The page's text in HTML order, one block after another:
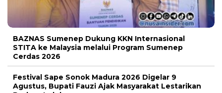
BAZNAS Sumenep Dukung KKN Internasional
STITA ke Malaysia melalui Program Sumenep
Cerdas 2026
Festival Sape Sonok Madura 2026 Digelar 9
Agustus, Bupati Fauzi Ajak Masyarakat Lestarikan